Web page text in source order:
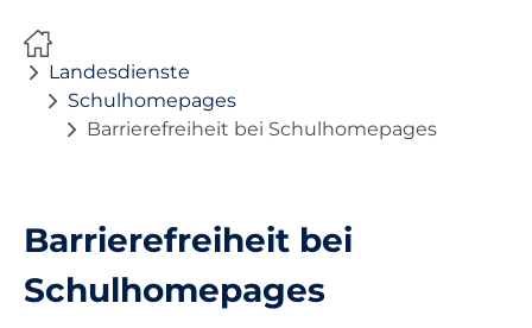
Beratung
Unterricht
Landesdienste
Schulhomepages
Barrierefreiheit bei Schulhomepages
Barrierefreiheit bei
Schulhomepages